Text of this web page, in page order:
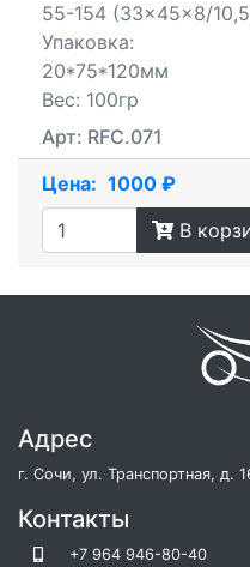
55-154 (33x45x8/
Упаковка:
20*75*120мм
Вес: 100гр
Арт: RFC.071
Цена: 1000 ₽
В
Адрес
г. Сочи, ул. Транспортная, д.
Контакты
+7 964 946-80-40